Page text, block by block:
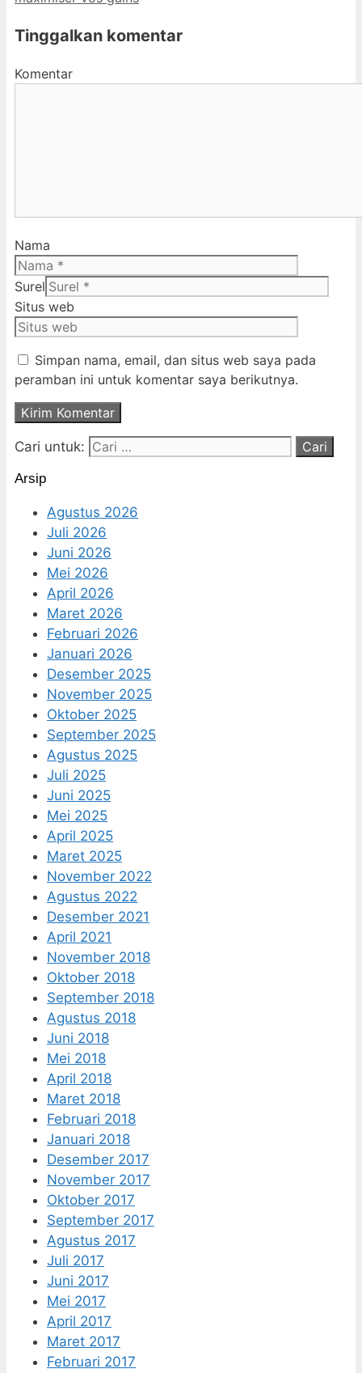
Tinggalkan komentar
Komentar
Nama
Surel
Situs web
Simpan nama, email, dan situs web saya pada
peramban ini untuk komentar saya berikutnya.
Cari untuk:
Arsip
Agustus 2026
Juli 2026
Juni 2026
Mei 2026
April 2026
Maret 2026
Februari 2026
Januari 2026
Desember 2025
November 2025
Oktober 2025
September 2025
Agustus 2025
Juli 2025
Juni 2025
Mei 2025
April 2025
Maret 2025
November 2022
Agustus 2022
Desember 2021
April 2021
November 2018
Oktober 2018
September 2018
Agustus 2018
Juni 2018
Mei 2018
April 2018
Maret 2018
Februari 2018
Januari 2018
Desember 2017
November 2017
Oktober 2017
September 2017
Agustus 2017
Juli 2017
Juni 2017
Mei 2017
April 2017
Maret 2017
Februari 2017